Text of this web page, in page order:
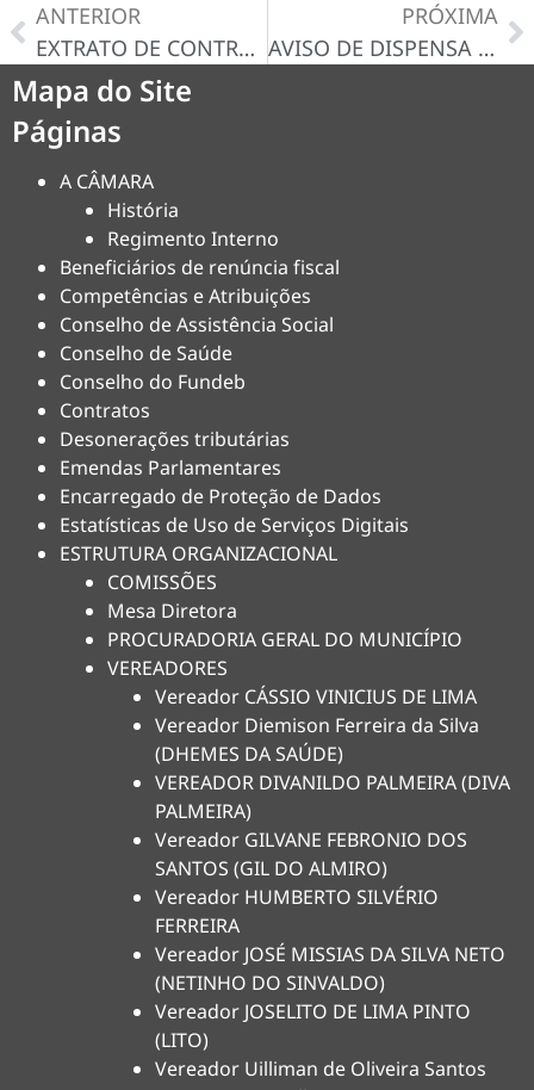
ANTERIOR
EXTRATO DE CONTRATO ADMINISTRATIVO Nº 014/2025
PRÓXIMA
AVISO DE DISPENSA N° 016/2025-D
Mapa do Site
Páginas
A CÂMARA
História
Regimento Interno
Beneficiários de renúncia fiscal
Competências e Atribuições
Conselho de Assistência Social
Conselho de Saúde
Conselho do Fundeb
Contratos
Desonerações tributárias
Emendas Parlamentares
Encarregado de Proteção de Dados
Estatísticas de Uso de Serviços Digitais
ESTRUTURA ORGANIZACIONAL
COMISSÕES
Mesa Diretora
PROCURADORIA GERAL DO MUNICÍPIO
VEREADORES
Vereador CÁSSIO VINICIUS DE LIMA
Vereador Diemison Ferreira da Silva
(DHEMES DA SAÚDE)
VEREADOR DIVANILDO PALMEIRA (DIVA
PALMEIRA)
Vereador GILVANE FEBRONIO DOS
SANTOS (GIL DO ALMIRO)
Vereador HUMBERTO SILVÉRIO
FERREIRA
Vereador JOSÉ MISSIAS DA SILVA NETO
(NETINHO DO SINVALDO)
Vereador JOSELITO DE LIMA PINTO
(LITO)
Vereador Uilliman de Oliveira Santos